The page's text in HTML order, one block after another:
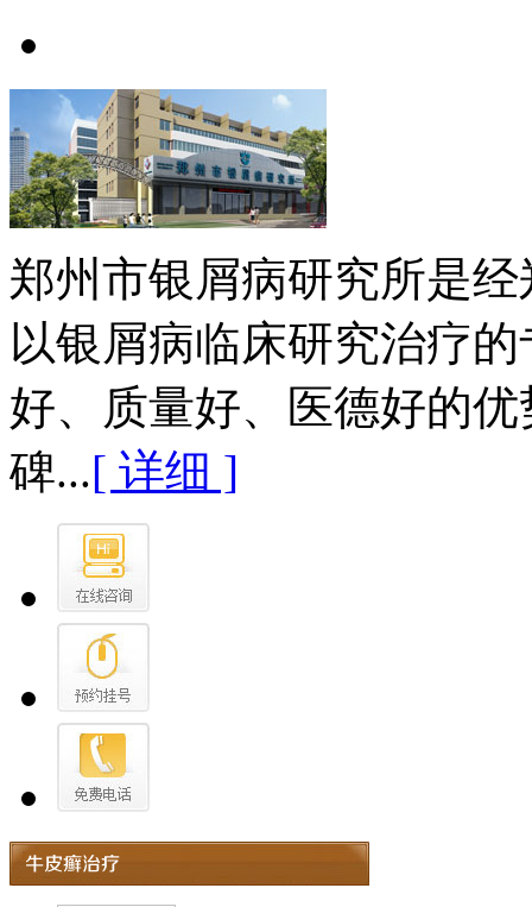
郑州市银屑病研究所是
以银屑病临床研究治疗
好、质量好、医德好的
碑...[ 详细 ]